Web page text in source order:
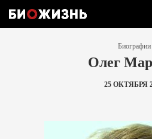
Биографии
Олег
25 ОКТЯБРЯ